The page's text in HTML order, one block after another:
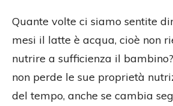
Quante volte ci siamo sentite
mesi il latte è acqua, cioè non
nutrire a sufficienza il
non perde le sue proprietà
del tempo, anche se cambia